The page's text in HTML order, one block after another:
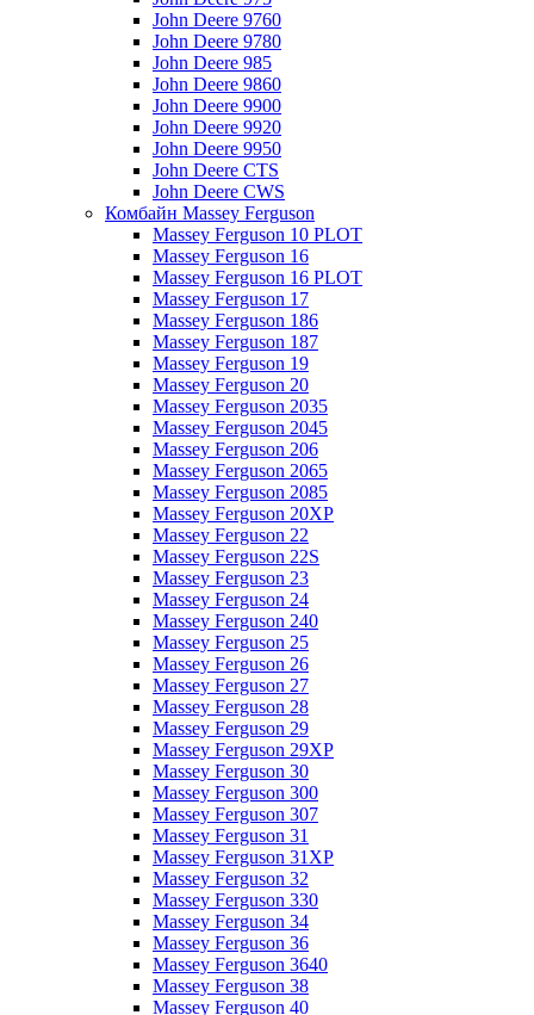
John Deere 9760
John Deere 9780
John Deere 985
John Deere 9860
John Deere 9900
John Deere 9920
John Deere 9950
John Deere CTS
John Deere CWS
Комбайн Massey Ferguson
Massey Ferguson 10 PLOT
Massey Ferguson 16
Massey Ferguson 16 PLOT
Massey Ferguson 17
Massey Ferguson 186
Massey Ferguson 187
Massey Ferguson 19
Massey Ferguson 20
Massey Ferguson 2035
Massey Ferguson 2045
Massey Ferguson 206
Massey Ferguson 2065
Massey Ferguson 2085
Massey Ferguson 20XP
Massey Ferguson 22
Massey Ferguson 22S
Massey Ferguson 23
Massey Ferguson 24
Massey Ferguson 240
Massey Ferguson 25
Massey Ferguson 26
Massey Ferguson 27
Massey Ferguson 28
Massey Ferguson 29
Massey Ferguson 29XP
Massey Ferguson 30
Massey Ferguson 300
Massey Ferguson 307
Massey Ferguson 31
Massey Ferguson 31XP
Massey Ferguson 32
Massey Ferguson 330
Massey Ferguson 34
Massey Ferguson 36
Massey Ferguson 3640
Massey Ferguson 38
Massey Ferguson 40